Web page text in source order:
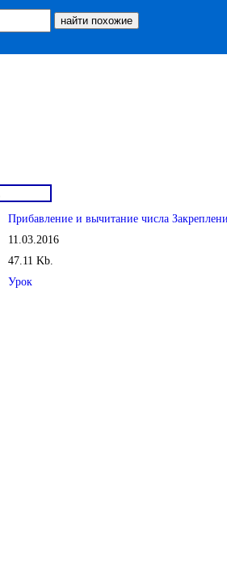
Прибавление и вычитание числа
11.03.2016
47.11 Kb.
Урок